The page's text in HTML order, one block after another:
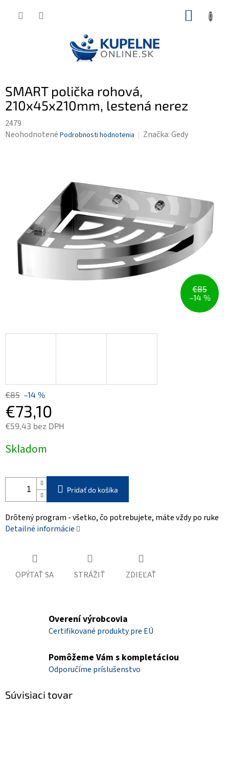
SMART polička rohová,
210x45x210mm, lestená nerez
2479
Priemerné
hviezdičiek.
Neohodnotené Podrobnosti hodnotenia Značka:Gedy
€85
–14 %
€85 –14 %
€73,10
€59,43 bez DPH
cena:
Skladom
Pridať do košíka
Drôtený program - všetko, čo potrebujete, máte vždy po ruke
Detailné informácie
OPÝTAŤ SA STRÁŽIŤ ZDIEĽAŤ
Overení výrobcovia
Certifikované produkty pre EÚ
Pomôžeme Vám s kompletáciou
Odporučíme príslušenstvo
Súvisiaci tovar